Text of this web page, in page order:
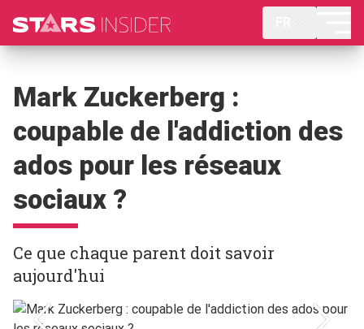
Mark Zuckerberg :
coupable de l'addiction des
ados pour les réseaux
sociaux ?
Ce que chaque parent doit savoir
aujourd'hui